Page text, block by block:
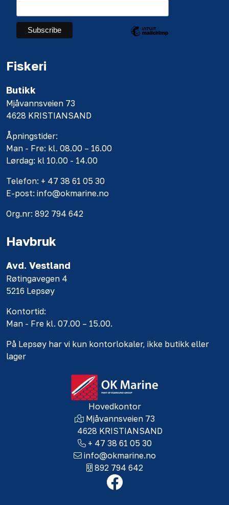
Fiskeri
Butikk
Mjåvannsveien 73
4628 KRISTIANSAND
Åpningstider:
Man - Fre: kl. 08.00 – 16.00
Lørdag: kl 10.00 - 14.00
Telefon: + 47 38 61 05 30
E-post: info@okmarine.no
Org.nr: 892 794 642
Havbruk
Avd. Vestland
Røtingavegen 4
5216 Lepsøy
Kontortid:
Man - Fre kl. 07.00 – 15.00.
På Lepsøy har vi kun kontorlokaler, ikke butikk eller
lager
Hovedkontor
Mjåvannsveien 73
4628 KRISTIANSAND
+ 47 38 61 05 30
info@okmarine.no
892 794 642